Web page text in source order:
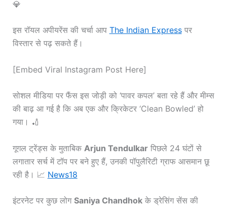
💎
इस रॉयल अपीयरेंस की चर्चा आप The Indian Expressपर
विस्तार से पढ़ सकते हैं।
[Embed Viral Instagram Post Here]
सोशल मीडिया पर फैंस इस जोड़ी को ‘पावर कपल’ बता रहे हैं और मीम्स
की बाढ़ आ गई है कि अब एक और क्रिकेटर ‘Clean Bowled’ हो
गया। 🏏
गूगल ट्रेंड्स के मुताबिक Arjun Tendulkarपिछले 24 घंटों से
लगातार सर्च में टॉप पर बने हुए हैं, उनकी पॉपुलैरिटी ग्राफ आसमान छू
रही है। 📈 News18
इंटरनेट पर कुछ लोग Saniya Chandhokके ड्रेसिंग सेंस की